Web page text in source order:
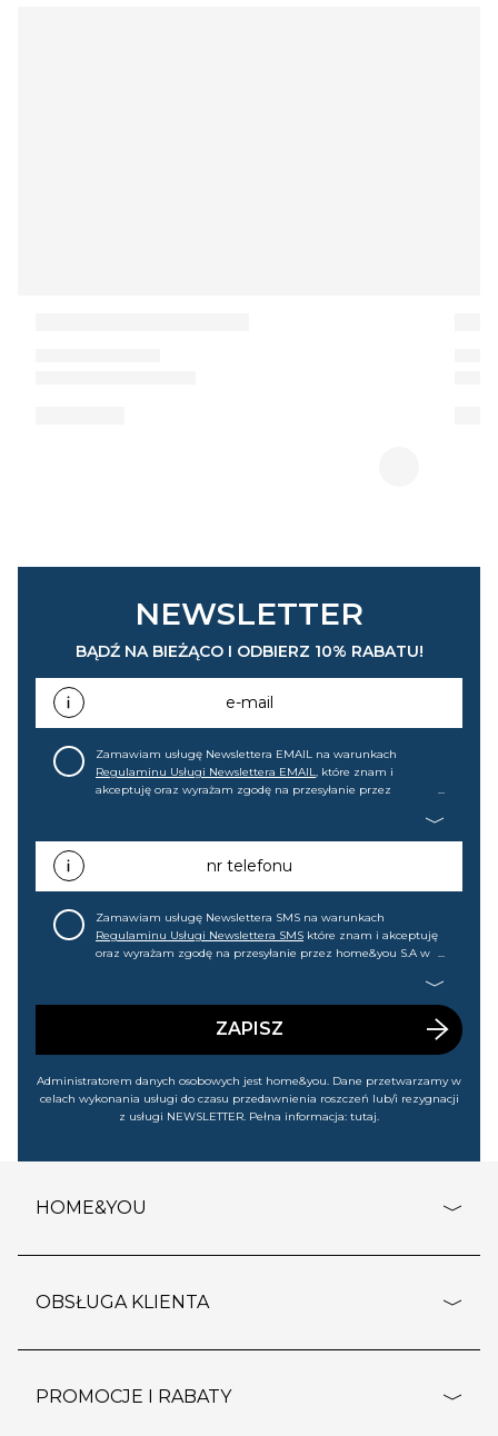
NEWSLETTER
BĄDŹ NA BIEŻĄCO I ODBIERZ 10% RABATU!
e-mail
Zamawiam usługę Newslettera EMAIL na warunkach
Regulaminu Usługi Newslettera EMAIL, które znam i
akceptuję oraz wyrażam zgodę na przesyłanie przez
promocjach, wyprzedażach). Wiem, że mogę tę zgodę w
każdej chwili cofnąć.nr telefonu
Zamawiam usługę Newslettera SMS na warunkach
Regulaminu Usługi Newslettera SMS które znam i akceptuję
oraz wyrażam zgodę na przesyłanie przez home&you S.A w
wyprzedażach). Wiem, że mogę tę zgodę w każdej chwili
ZAPISZ
Administratorem danych osobowych jest home&you. Dane przetwarzamy w
celach wykonania usługi do czasu przedawnienia roszczeń lub/i rezygnacji
z usługi NEWSLETTER. Pełna informacja: tutaj.
HOME&YOU
o firmie
polityka prywatności
OBSŁUGA KLIENTA
dostawy i płatność
PROMOCJE I RABATY